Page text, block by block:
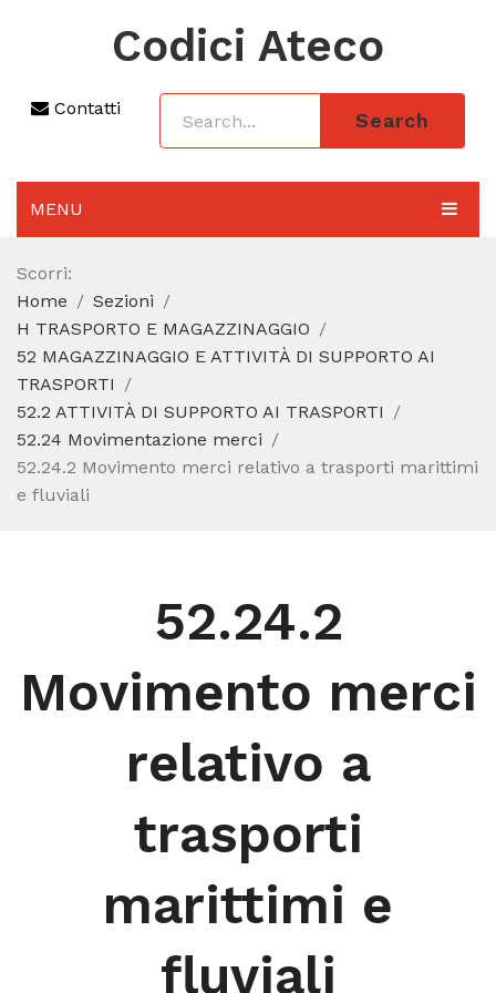
Codici Ateco
Contatti
Search
MENU
AGGIORNAMENTO 2025
SEZIONI
CODICE ATECO A COSA SERVE
REGIME FORFETTARIO
CODICE FISCALE
Scorri:
Home
Sezioni
H TRASPORTO E MAGAZZINAGGIO
52 MAGAZZINAGGIO E ATTIVITÀ DI SUPPORTO AI
TRASPORTI
52.2 ATTIVITÀ DI SUPPORTO AI TRASPORTI
52.24 Movimentazione merci
52.24.2 Movimento merci relativo a trasporti marittimi
e fluviali
52.24.2
Movimento merci
relativo a
trasporti
marittimi e
fluviali